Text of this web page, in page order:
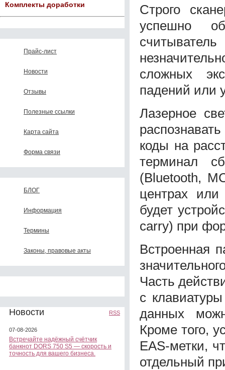
Комплекты доработки
Прайс-лист
Новости
Отзывы
Полезные ссылки
Карта сайта
Форма связи
БЛОГ
Информация
Термины
Законы, правовые акты
Новости RSS
07-08-2026
Встречайте надёжный счётчик
банкнот DORS 750 S5 — скорость и
точность для вашего бизнеса.
Строго
успешно
сложных
падений или
Лазерное
коды на
терминал
(Bluetooth,
центрах
будет
carry) при
Встроенная
Часть
с
данных
Кроме того,
EAS-метки,
отдельный